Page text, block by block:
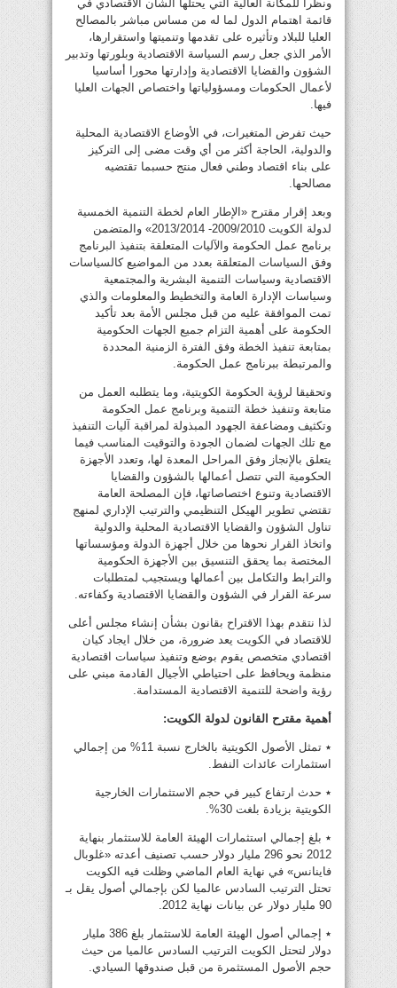
ونظرا للمكانة العالية التي يحتلها الشأن الاقتصادي في
قائمة اهتمام الدول لما له من مساس مباشر بالمصالح
العليا للبلاد وتأثيره على تقدمها وتنميتها واستقرارها،
الأمر الذي جعل رسم السياسة الاقتصادية وبلورتها وتدبير
الشؤون والقضايا الاقتصادية وإدارتها محورا أساسيا
لأعمال الحكومات ومسؤولياتها واختصاص الجهات العليا
فيها.
حيث تفرض المتغيرات، في الأوضاع الاقتصادية المحلية
والدولية، الحاجة أكثر من أي وقت مضى إلى التركيز
على بناء اقتصاد وطني فعال منتج حسبما تقتضيه
مصالحها.
وبعد إقرار مقترح «الإطار العام لخطة التنمية الخمسية
لدولة الكويت 2009/2010- 2013/2014» والمتضمن
برنامج عمل الحكومة والآليات المتعلقة بتنفيذ البرنامج
وفق السياسات المتعلقة بعدد من المواضيع كالسياسات
الاقتصادية وسياسات التنمية البشرية والمجتمعية
وسياسات الإدارة العامة والتخطيط والمعلومات والذي
تمت الموافقة عليه من قبل مجلس الأمة بعد تأكيد
الحكومة على أهمية التزام جميع الجهات الحكومية
بمتابعة تنفيذ الخطة وفق الفترة الزمنية المحددة
والمرتبطة ببرنامج عمل الحكومة.
وتحقيقا لرؤية الحكومة الكويتية، وما يتطلبه العمل من
متابعة وتنفيذ خطة التنمية وبرنامج عمل الحكومة
وتكثيف ومضاعفة الجهود المبذولة لمراقبة آليات التنفيذ
مع تلك الجهات لضمان الجودة والتوقيت المناسب فيما
يتعلق بالإنجاز وفق المراحل المعدة لها، وتعدد الأجهزة
الحكومية التي تتصل أعمالها بالشؤون والقضايا
الاقتصادية وتنوع اختصاصاتها، فإن المصلحة العامة
تقتضي تطوير الهيكل التنظيمي والترتيب الإداري لمنهج
تناول الشؤون والقضايا الاقتصادية المحلية والدولية
واتخاذ القرار نحوها من خلال أجهزة الدولة ومؤسساتها
المختصة بما يحقق التنسيق بين الأجهزة الحكومية
والترابط والتكامل بين أعمالها ويستجيب لمتطلبات
سرعة القرار في الشؤون والقضايا الاقتصادية وكفاءته.
لذا نتقدم بهذا الاقتراح بقانون بشأن إنشاء مجلس أعلى
للاقتصاد في الكويت يعد ضرورة، من خلال ايجاد كيان
اقتصادي متخصص يقوم بوضع وتنفيذ سياسات اقتصادية
منظمة ويحافظ على احتياطي الأجيال القادمة مبني على
رؤية واضحة للتنمية الاقتصادية المستدامة.
أهمية مقترح القانون لدولة الكويت:
٭ تمثل الأصول الكويتية بالخارج نسبة 11% من إجمالي
استثمارات عائدات النفط.
٭ حدث ارتفاع كبير في حجم الاستثمارات الخارجية
الكويتية بزيادة بلغت 30%.
٭ بلغ إجمالي استثمارات الهيئة العامة للاستثمار بنهاية
2012 نحو 296 مليار دولار حسب تصنيف أعدته «غلوبال
فاينانس» في نهاية العام الماضي وظلت فيه الكويت
تحتل الترتيب السادس عالميا لكن بإجمالي أصول يقل بـ
90 مليار دولار عن بيانات نهاية 2012.
٭ إجمالي أصول الهيئة العامة للاستثمار بلغ 386 مليار
دولار لتحتل الكويت الترتيب السادس عالميا من حيث
حجم الأصول المستثمرة من قبل صندوقها السيادي.